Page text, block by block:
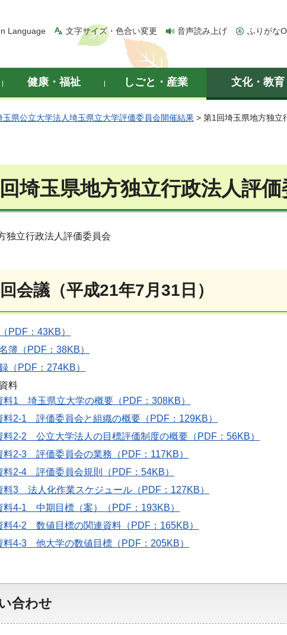
Language 文字サイズ・色合い変更 音声読み上げ ふりがな
健康・福祉 しごと・産業 文化・教育
玉県公立大学法人埼玉県立大学評価委員会開催結果 > 第1回埼玉県地方独立
埼玉県地方独立行政法人評
独立行政法人評価委員会
会議（平成21年7月31日）
PDF：43KB）
簿（PDF：38KB）
（PDF：274KB）
料
料1 埼玉県立大学の概要（PDF：308KB）
料2-1 評価委員会と組織の概要（PDF：129KB）
料2-2 公立大学法人の目標評価制度の概要（PDF：56KB）
料2-3 評価委員会の業務（PDF：117KB）
料2-4 評価委員会規則（PDF：54KB）
料3 法人化作業スケジュール（PDF：127KB）
料4-1 中期目標（案）（PDF：193KB）
料4-2 数値目標の関連資料（PDF：165KB）
料4-3 他大学の数値目標（PDF：205KB）
合わせ